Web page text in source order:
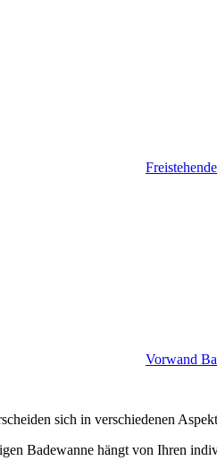
Vorwand
sich in verschiedenen
Badewanne hängt von Ihren